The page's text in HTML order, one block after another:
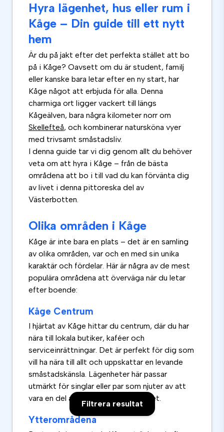
Filtrera resultat
Hyra lägenhet, hus eller rum i
Kåge – Din guide till ett nytt
hem
Är du på jakt efter det perfekta stället att bo
på i Kåge? Oavsett om du är student, familj
eller kanske bara letar efter en ny start, har
Kåge något att erbjuda för alla. Denna
charmiga ort ligger vackert till längs
Kågeälven, bara några kilometer norr om
Skellefteå, och kombinerar natursköna vyer
med trivsamt småstadsliv.
I denna guide tar vi dig genom allt du behöver
veta om att hyra i Kåge – från de bästa
områdena att bo i till vad du kan förvänta dig
av livet i denna pittoreska del av
Västerbotten.
Olika områden i Kåge
Kåge är inte bara en plats – det är en samling
av olika områden, var och en med sin unika
karaktär och fördelar. Här är några av de mest
populära områdena att överväga när du letar
efter boende:
Kåge Centrum
I hjärtat av Kåge hittar du centrum, där du har
nära till lokala butiker, kaféer och
serviceinrättningar. Det är perfekt för dig som
vill ha nära till allt och uppskattar en levande
småstadskänsla. Lägenheter här passar
utmärkt för singlar eller par som njuter av att
vara en del av det lokala vardagslivet.
Ytterområdena